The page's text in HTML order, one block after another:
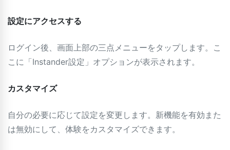
設定にアクセスする
ログイン後、画面上部の三点メニューをタップします。こ
こに「Instander設定」オプションが表示されます。
カスタマイズ
自分の必要に応じて設定を変更します。新機能を有効また
は無効にして、体験をカスタマイズできます。